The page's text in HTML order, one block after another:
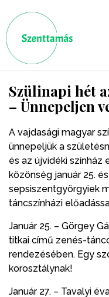
Szülinapi hét
– Ünnepeljen
A vajdasági magyar
ünnepeljük a
és az újvidéki
közönség január 25.
sepsiszentgyörgyiek
táncszínházi
Január 25. – Görgey
titkai című zenés-
rendezésében. Egy
korosztálynak!
Január 27. – Tavalyi